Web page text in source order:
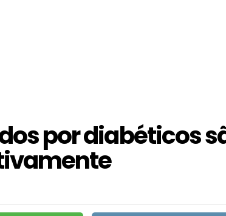
por diabéticos